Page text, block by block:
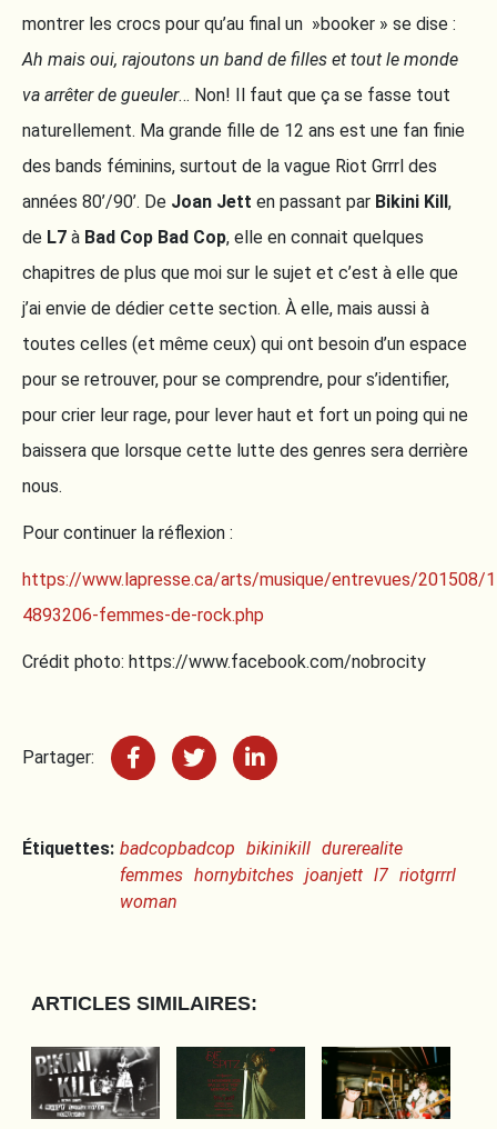
montrer les crocs pour qu’au final un »booker » se dise :
Ah mais oui, rajoutons un band de filles et tout le monde
va arrêter de gueuler… Non! Il faut que ça se fasse tout
naturellement. Ma grande fille de 12 ans est une fan finie
des bands féminins, surtout de la vague Riot Grrrl des
années 80’/90’. De Joan Jett en passant par Bikini Kill,
de L7 à Bad Cop Bad Cop, elle en connait quelques
chapitres de plus que moi sur le sujet et c’est à elle que
j’ai envie de dédier cette section. À elle, mais aussi à
toutes celles (et même ceux) qui ont besoin d’un espace
pour se retrouver, pour se comprendre, pour s’identifier,
pour crier leur rage, pour lever haut et fort un poing qui ne
baissera que lorsque cette lutte des genres sera derrière
nous.
Pour continuer la réflexion :
https://www.lapresse.ca/arts/musique/entrevues/201508/
4893206-femmes-de-rock.php
Crédit photo: https://www.facebook.com/nobrocity
Partager:
Étiquettes: badcopbadcop bikinikill durerealite
femmes hornybitches joanjett l7 riotgrrrl
woman
ARTICLES SIMILAIRES: